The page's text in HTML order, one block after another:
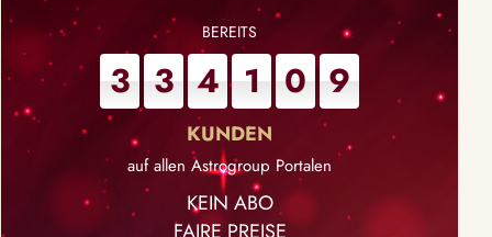
3 3 4 1 0 9
auf allen Astrogroup Portalen
KEIN ABO